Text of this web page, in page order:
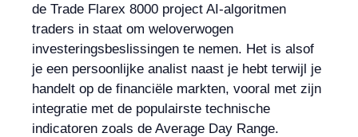
de Trade Flarex 8000 project AI-algoritmen
traders in staat om weloverwogen
investeringsbeslissingen te nemen. Het is alsof
je een persoonlijke analist naast je hebt terwijl je
handelt op de financiële markten, vooral met zijn
integratie met de populairste technische
indicatoren zoals de Average Day Range.